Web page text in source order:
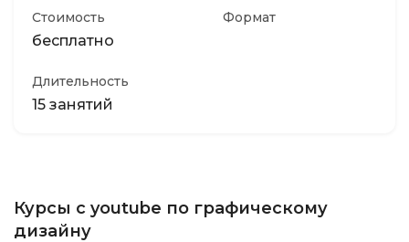
Стоимость
бесплатно
Формат
Длительность
15 занятий
Курсы с youtube по графическому
дизайну